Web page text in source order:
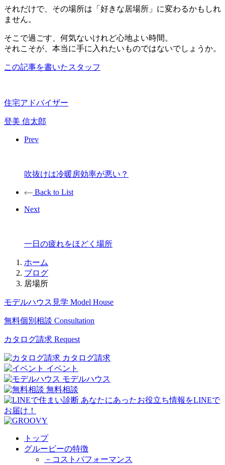
それだけで、その場所は「好きな居場所」に変わるかもしれ
ません。
そこで過ごす、何気ないけれど心地よい時間。
それこそが、本当に手に入れたいものではないでしょうか。
この記事を書いたスタッフ
住宅アドバイザー
登美 信太郎
Prev
吹抜けは冷暖房効率が悪い？
Back to List
Next
一日の疲れをほどく場所
ホーム
ブログ
居場所
モデルハウス見学 Model House
無料個別相談 Consultation
カタログ請求 Request
カタログ請求
イベント
モデルハウス
無料相談
トップ
グルービーの特徴
－コストパフォーマンス